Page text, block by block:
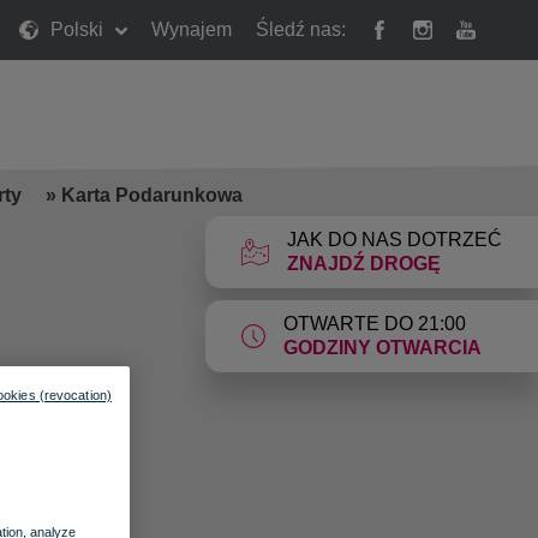
Polski Wynajem Śledź nas:
JAK DO NAS DOTRZEĆ
ZNAJDŹ DROGĘ
OTWARTE DO 21:00
GODZINY OTWARCIA
» Karta Podarunkowa
analyze
(revocation)